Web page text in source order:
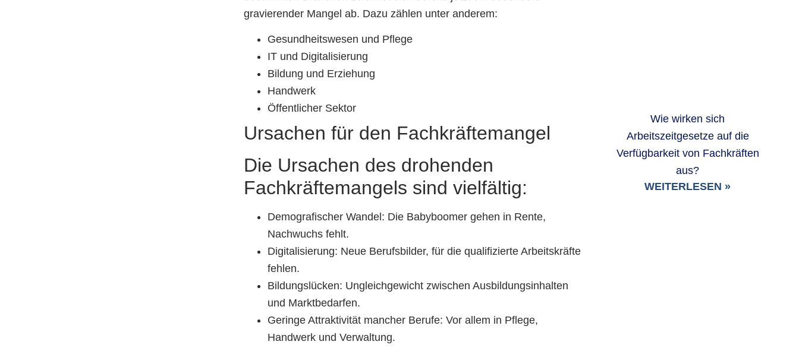
gravierender Mangel ab. Dazu zählen unter anderem:
Gesundheitswesen und Pflege
IT und Digitalisierung
Bildung und Erziehung
Handwerk
Öffentlicher Sektor
Ursachen für den Fachkräftemangel
Die Ursachen des drohenden
Fachkräftemangels sind vielfältig:
Demografischer Wandel: Die Babyboomer gehen in Rente,
Nachwuchs fehlt.
Digitalisierung: Neue Berufsbilder, für die qualifizierte Arbeitskräfte
fehlen.
Bildungslücken: Ungleichgewicht zwischen Ausbildungsinhalten
und Marktbedarfen.
Geringe Attraktivität mancher Berufe: Vor allem in Pflege,
Handwerk und Verwaltung.
Wie wirken sich
Arbeitszeitgesetze auf die
Verfügbarkeit von Fachkräften
aus?
WEITERLESEN »